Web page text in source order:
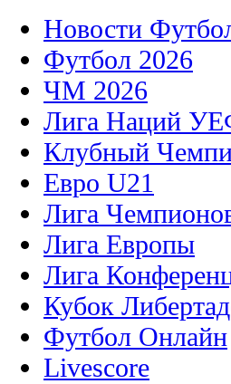
Новости
Футбол 2026
ЧМ 2026
Лига Наций
Клубный
Евро U21
Лига
Лига Европы
Лига
Кубок
Футбол Онлайн
Livescore